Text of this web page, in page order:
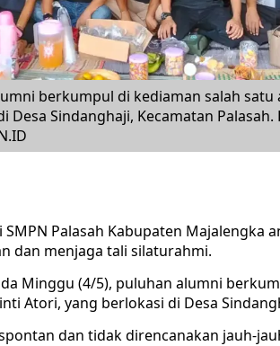
berkumpul di kediaman salah
Sindanghaji, Kecamatan Palasah.
SMPN Palasah Kabupaten Majalengka
dan menjaga tali silaturahmi.
Minggu (4/5), puluhan alumni
Atori, yang berlokasi di Desa
dan tidak direncanakan jauh-